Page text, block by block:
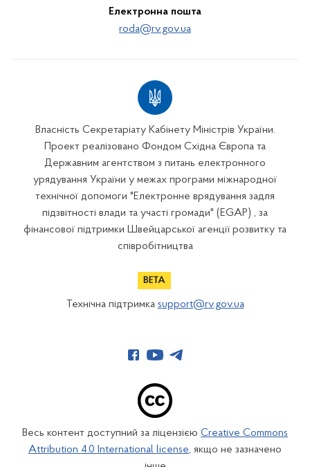
Електронна пошта
roda@rv.gov.ua
Власність Секретаріату Кабінету Міністрів України.
Проект реалізовано Фондом Східна Європа та
Державним агентством з питань електронного
урядування України у межах програми міжнародної
технічної допомоги "Електронне врядування задля
підзвітності влади та участі громади" (EGAP) , за
фінансової підтримки Швейцарської агенції розвитку та
співробітництва
Технічна підтримка support@rv.gov.ua
Весь контент доступний за ліцензією Creative Commons
Attribution 4.0 International license, якщо не зазначено